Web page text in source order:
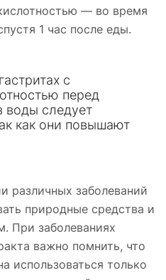
— во время
1 час после еды.
с
перед
воды следует
как они повышают
различных заболеваний
природные средства и
При заболеваниях
важно помнить, что
использоваться только